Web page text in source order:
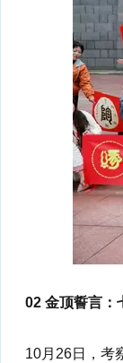
02 金顶誓言：
10月26日，考